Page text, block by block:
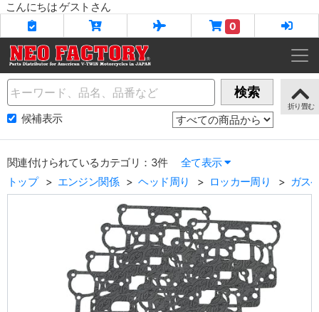
こんにちは ゲストさん
0
Name 検索
候補表示
関連付けられているカテゴリ：3件
全て表示
トップ
エンジン関係 ヘッド周り ロッカー周り ガス